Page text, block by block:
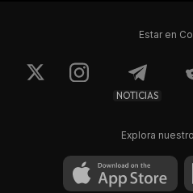
Estar en
NOTICIAS
Explora